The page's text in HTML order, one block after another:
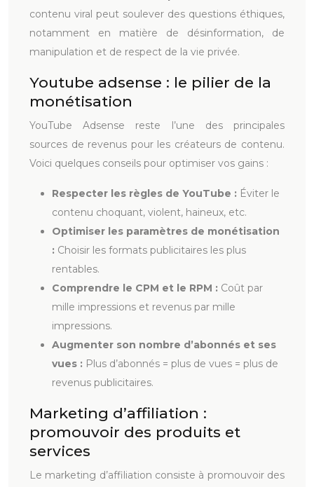
contenu viral peut soulever des questions éthiques,
notamment en matière de désinformation, de
manipulation et de respect de la vie privée.
Youtube adsense : le pilier de la
monétisation
YouTube Adsense reste l’une des principales
sources de revenus pour les créateurs de contenu.
Voici quelques conseils pour optimiser vos gains :
Respecter les règles de YouTube : Éviter le
contenu choquant, violent, haineux, etc.
Optimiser les paramètres de monétisation
: Choisir les formats publicitaires les plus
rentables.
Comprendre le CPM et le RPM : Coût par
mille impressions et revenus par mille
impressions.
Augmenter son nombre d’abonnés et ses
vues : Plus d’abonnés = plus de vues = plus de
revenus publicitaires.
Marketing d’affiliation :
promouvoir des produits et
services
Le marketing d’affiliation consiste à promouvoir des